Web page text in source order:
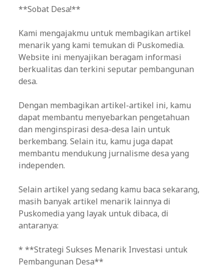
**Sobat Desa!**
Kami mengajakmu untuk membagikan artikel
menarik yang kami temukan di Puskomedia.
Website ini menyajikan beragam informasi
berkualitas dan terkini seputar pembangunan
desa.
Dengan membagikan artikel-artikel ini, kamu
dapat membantu menyebarkan pengetahuan
dan menginspirasi desa-desa lain untuk
berkembang. Selain itu, kamu juga dapat
membantu mendukung jurnalisme desa yang
independen.
Selain artikel yang sedang kamu baca sekarang,
masih banyak artikel menarik lainnya di
Puskomedia yang layak untuk dibaca, di
antaranya:
* **Strategi Sukses Menarik Investasi untuk
Pembangunan Desa**